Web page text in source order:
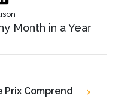
Month in a Year
Prix Comprend ›